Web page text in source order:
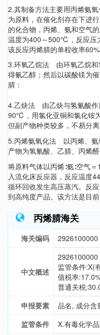
2.其制备方法主要用丙烯氨
为原料，在催化剂存在下进
的化合物，丙烯、氨和空气
温度为400～500℃，反应压
该反应丙烯腈的单程收率60%
3.环氧乙烷法 由环氧乙烷和
得氰乙醇；然后以碳酸镁为
腈：
4.乙炔法 由乙炔与氢氰酸作
90℃，用氯化亚铜和氯化铵
但副产物种类较多，不易分
5.丙烯氨氧化法 以丙烯、氨
产物为氢氰酸、乙腈、丙烯
将原料气体以丙烯∶氨∶空气
入流化床反应器，反应温度
循环回收发生高压蒸汽。反
到高纯度产品。该方法是目
丙烯腈海关
海关编码 2926100000
中文概述
2926100000
监管条件:X(
值税率
普通关税
申报要素
品名, 成分含
监管条件
X.有毒化学